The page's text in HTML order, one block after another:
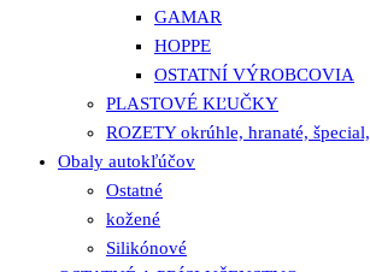
GAMAR
HOPPE
OSTATNÍ VÝROBCOVIA
PLASTOVÉ KĽUČKY
ROZETY okrúhle, hranaté, špecial,
Obaly autokľúčov
Ostatné
kožené
Silikónové